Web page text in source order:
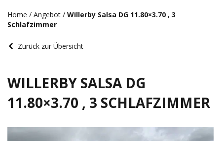
Home / Angebot / Willerby Salsa DG 11.80×3.70 , 3
Schlafzimmer
Zurück zur Übersicht
WILLERBY SALSA DG
11.80×3.70 , 3 SCHLAFZIMMER